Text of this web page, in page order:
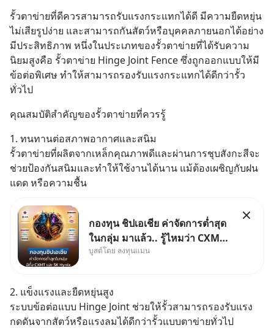
รั้วตาข่ายที่ดีควรสามารถรับแรงกระแทกได้ดี มีความยืดหยุ่น
ไม่เสียรูปง่าย และสามารถกันสัตว์หรือบุคคลภายนอกได้อย่าง
มีประสิทธิภาพ หนึ่งในประเภทของรั้วตาข่ายที่ได้รับความ
นิยมสูงคือ รั้วตาข่าย Hinge Joint Fence ซึ่งถูกออกแบบให้มี
ข้อต่อพิเศษ ทำให้สามารถรองรับแรงกระแทกได้ดีกว่ารั้ว
ทั่วไป
คุณสมบัติสำคัญของรั้วตาข่ายที่ควรรู้
1. ทนทานต่อสภาพอากาศและสนิม
รั้วตาข่ายที่ผลิตจากเหล็กคุณภาพดีและผ่านการชุบสังกะสีจะ
ช่วยป้องกันสนิมและทำให้ใช้งานได้นาน แม้ต้องเผชิญกับฝน
แดด หรือความชื้น
กองทุน ชิปเอเชีย ค่าจัดการต่ำสุด
ในกลุ่ม มาแล้ว.. รู้ไหมว่า CXMT
อยู่ดี ๆ ขึ้นมาเป็นบริษัทอันดับ 1 ใน
ในไต้หวันมานานแล้ว
บูสต์โดย ลงทุนแมน
2. แข็งแรงและยืดหยุ่นสูง
ระบบข้อต่อแบบ Hinge Joint ช่วยให้รั้วสามารถรองรับแรง
กดดันจากสัตว์หรือแรงลมได้ดีกว่ารั้วแบบตาข่ายทั่วไป